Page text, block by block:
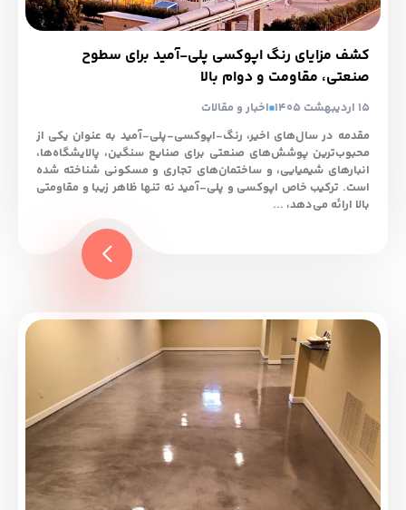
کشف مزایای رنگ اپوکسی پلی‑آمید برای سطوح
صنعتی، مقاومت و دوام بالا
15 اردیبهشت 1405
اخبار و مقالات
مقدمه در سال‌های اخیر، رنگ‑اپوکسی‑پلی‑آمید به عنوان یکی از
محبوب‌ترین پوشش‌های صنعتی برای صنایع سنگین، پالایشگاه‌ها،
انبارهای شیمیایی، و ساختمان‌های تجاری و مسکونی شناخته شده
است. ترکیب خاص اپوکسی و پلی‑آمید نه تنها ظاهر زیبا و مقاومتی
بالا ارائه می‌دهد، ...